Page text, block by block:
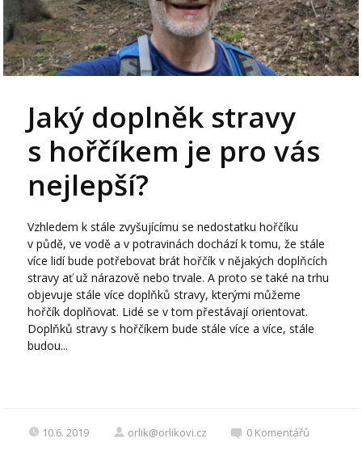
Jaký doplněk stravy
s hořčíkem je pro vás
nejlepší?
Vzhledem k stále zvyšujícímu se nedostatku hořčíku
v půdě, ve vodě a v potravinách dochází k tomu, že stále
více lidí bude potřebovat brát hořčík v nějakých doplňcích
stravy ať už nárazově nebo trvale. A proto se také na trhu
objevuje stále více doplňků stravy, kterými můžeme
hořčík doplňovat. Lidé se v tom přestávají orientovat.
Doplňků stravy s hořčíkem bude stále více a více, stále
budou...
10.6. 2019 orlik@orlikovi.cz 0 Komentářů